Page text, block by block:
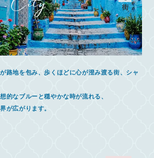
路地を包み、歩くほどに心が澄み渡る街、シャ
的なブルーと穏やかな時が流れる、
が広がります。